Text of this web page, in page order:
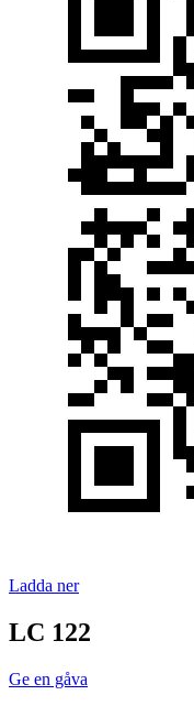
Ladda ner
LC 122
Ge en gåva